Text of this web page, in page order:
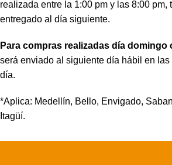
realizada entre la 1:00 pm y las 8:00 pm,
entregado al día siguiente.
Para compras realizadas día domingo
será enviado al siguiente día hábil en las
día.
*Aplica: Medellín, Bello, Envigado,
Itagüí.